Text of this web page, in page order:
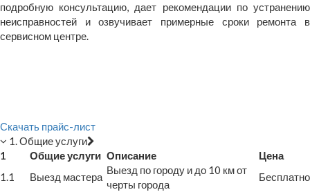
подробную консультацию, дает рекомендации по устранению
неисправностей и озвучивает примерные сроки ремонта в
сервисном центре.
Скачать прайс-лист
1. Общие услуги
1
Общие услуги Описание
Цена
1.1
Выезд мастера
Выезд по городу и до 10 км от
черты города
Бесплатно